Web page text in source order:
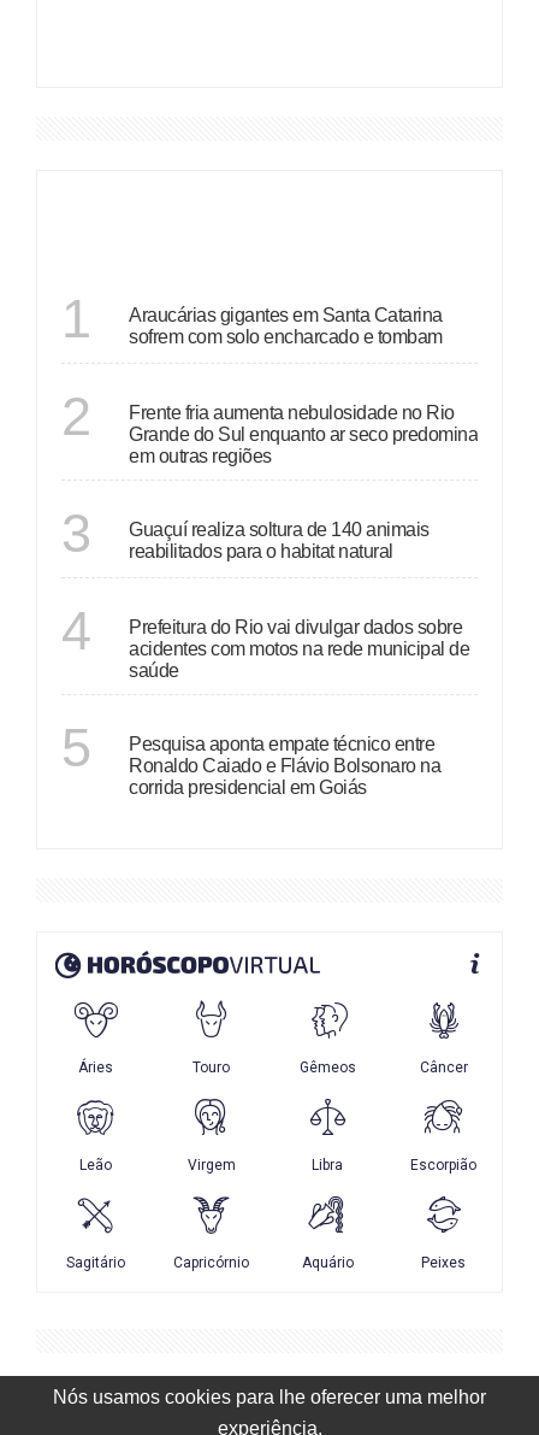
Nós usamos cookies para lhe oferecer uma melhor
experiência.
1
Araucárias gigantes em Santa Catarina
sofrem com solo encharcado e tombam
2
Frente fria aumenta nebulosidade no Rio
Grande do Sul enquanto ar seco predomina
em outras regiões
3
Guaçuí realiza soltura de 140 animais
reabilitados para o habitat natural
4
Prefeitura do Rio vai divulgar dados sobre
acidentes com motos na rede municipal de
saúde
5
Pesquisa aponta empate técnico entre
Ronaldo Caiado e Flávio Bolsonaro na
corrida presidencial em Goiás